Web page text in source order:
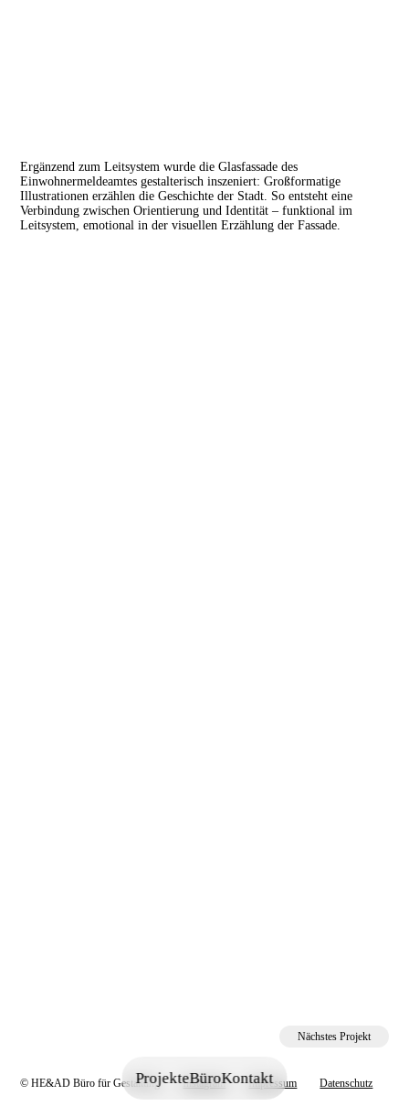
ProjekteBüroKontakt
Ergänzend zum Leitsystem wurde die Glasfassade des
Einwohnermeldeamtes gestalterisch inszeniert: Großformatige
Illustrationen erzählen die Geschichte der Stadt. So entsteht eine
Verbindung zwischen Orientierung und Identität – funktional im
Leitsystem, emotional in der visuellen Erzählung der Fassade.
Nächstes Projekt
©HE&AD Büro für Gestaltung Instagram Impressum Datenschutz